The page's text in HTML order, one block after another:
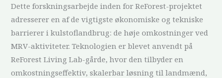
Dette forskningsarbejde inden for ReForest-projektet
adresserer en af de vigtigste økonomiske og tekniske
barrierer i kulstoflandbrug: de høje omkostninger ved
MRV-aktiviteter. Teknologien er blevet anvendt på
ReForest Living Lab-gårde, hvor den tilbyder en
omkostningseffektiv, skalerbar løsning til landmænd,